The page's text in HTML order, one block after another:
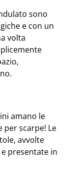
sono
e con un
volta
amano le
per scarpe! Le
avvolte
presentate in